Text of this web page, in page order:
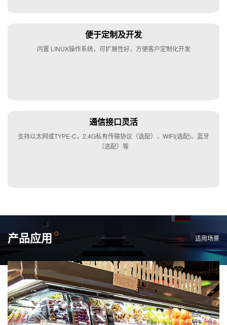
便于定制及开发
内置 LINUX操作系统，可扩展性好，方便客户定制化开发
通信接口灵活
支持以太网或TYPE-C，2.4G私有传输协议（选配）、WIFI(选配)、蓝牙
（选配）等
产品应用 适用场景